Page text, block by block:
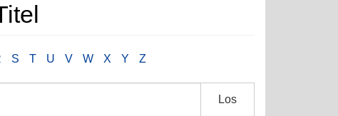
S T U V W X Y Z
Los